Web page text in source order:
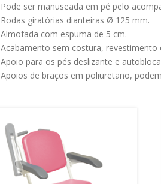
Pode ser manuseada em pé pelo
Rodas giratórias dianteiras Ø 125 mm.
Almofada com espuma de 5 cm.
Acabamento sem costura, revestimento
Apoio para os pés deslizante e
Apoios de braços em poliuretano,